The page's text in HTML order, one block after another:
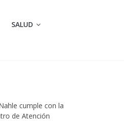
SALUD
cumple con la
de Atención